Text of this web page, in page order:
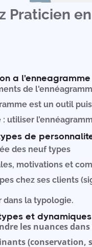
Praticien en
a l'enneagramme
de
est un outil
utiliser
de
des neuf types
motivations et
chez ses clients
dans la typologie.
et
les nuances
(conservation,